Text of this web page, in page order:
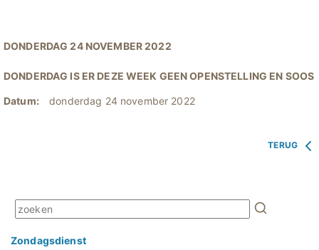
DONDERDAG 24 NOVEMBER 2022
DONDERDAG IS ER DEZE WEEK GEEN OPENSTELLING EN SOOS
Datum: donderdag 24 november 2022
TERUG
Zondagsdienst